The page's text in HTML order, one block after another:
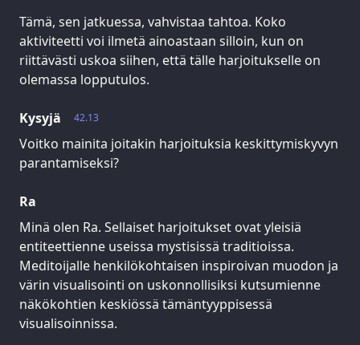
Tämä, sen jatkuessa, vahvistaa tahtoa. Koko
aktiviteetti voi ilmetä ainoastaan silloin, kun on
riittävästi uskoa siihen, että tälle harjoitukselle on
olemassa lopputulos.
42.13
Kysyjä
Voitko mainita joitakin harjoituksia keskittymiskyvyn
parantamiseksi?
Ra
Minä olen Ra. Sellaiset harjoitukset ovat yleisiä
entiteettienne useissa mystisissä traditioissa.
Meditoijalle henkilökohtaisen inspiroivan muodon ja
värin visualisointi on uskonnollisiksi kutsumienne
näkökohtien keskiössä tämäntyyppisessä
visualisoinnissa.